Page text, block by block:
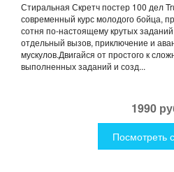
Стиральная Скретч постер 100 дел
современный курс молодого бойца,
сотня по-настоящему крутых
отдельный вызов, приключение и
мускулов.Двигайся от простого к
выполненных заданий и созд...
1990
Посмотреть